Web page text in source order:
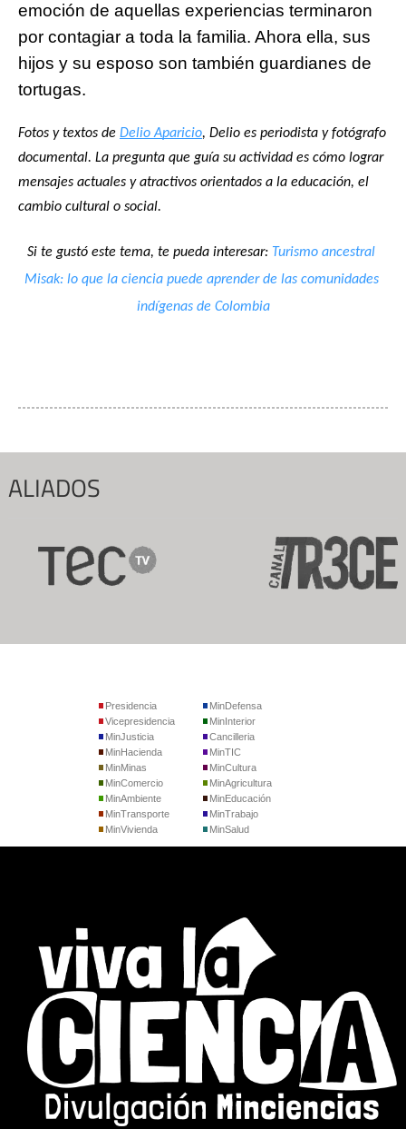
emoción de aquellas experiencias terminaron
por contagiar a toda la familia. Ahora ella, sus
hijos y su esposo son también guardianes de
tortugas.
Fotos y textos de Delio Aparicio, Delio es periodista y fotógrafo
documental. La pregunta que guía su actividad es cómo lograr
mensajes actuales y atractivos orientados a la educación, el
cambio cultural o social.
Si te gustó este tema, te pueda interesar: Turismo ancestral
Misak: lo que la ciencia puede aprender de las comunidades
indígenas de Colombia
ALIADOS
Presidencia
Vicepresidencia
MinJusticia
MinDefensa
MinInterior
Cancilleria
MinHacienda
MinMinas
MinComercio
MinTIC
MinCultura
MinAgricultura
MinAmbiente
MinTransporte
MinVivienda
MinEducación
MinTrabajo
MinSalud